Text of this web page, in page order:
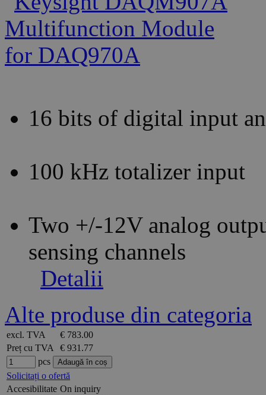
16 bits of digital input
100 kHz totalizer input
Two +/-12V analog
sensing channels
Detalii
Alte produse din categoria
excl. TVA
€ 783.00
Preț cu TVA € 931.77
pcs
Solicitați o ofertă
Accesibilitate On inquiry